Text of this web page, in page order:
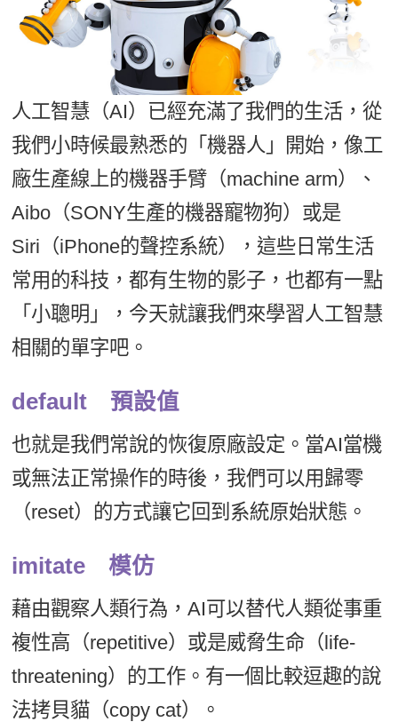
TOEFL 托福課程
開口溜英文
旅遊英文
基礎字彙
情境閱讀
英文文法技巧
英文寫作
Cengage TED Talks
CNN聽力強化
新聞英文
英語俱樂部
Let's Talk
日語
西班牙語
外語即時通
兒童美語
更多
一對一家教
企業訓練
點讀筆教材
數位學習教材
活動花絮
Recruiting
人工智慧（AI）已經充滿了我們的生活，從
我們小時候最熟悉的「機器人」開始，像工
廠生產線上的機器手臂（machine arm）、
Aibo（SONY生產的機器寵物狗）或是
Siri（iPhone的聲控系統），這些日常生活
常用的科技，都有生物的影子，也都有一點
「小聰明」，今天就讓我們來學習人工智慧
相關的單字吧。
default 預設值
也就是我們常說的恢復原廠設定。當AI當機
或無法正常操作的時後，我們可以用歸零
（reset）的方式讓它回到系統原始狀態。
imitate 模仿
藉由觀察人類行為，AI可以替代人類從事重
複性高（repetitive）或是威脅生命（life-
threatening）的工作。有一個比較逗趣的說
法拷貝貓（copy cat）。